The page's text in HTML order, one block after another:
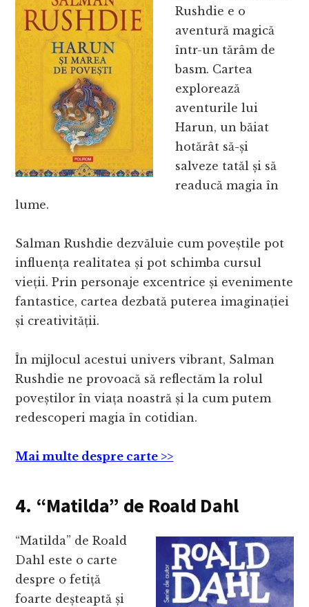
Rushdie e o
aventură magică
într-un tărâm de
basm. Cartea
explorează
aventurile lui
Harun, un băiat
hotărât să-și
salveze tatăl și să
readucă magia în
lume.
Salman Rushdie dezvăluie cum poveștile pot
influența realitatea și pot schimba cursul
vieții. Prin personaje excentrice și evenimente
fantastice, cartea dezbată puterea imaginației
și creativității.
În mijlocul acestui univers vibrant, Salman
Rushdie ne provoacă să reflectăm la rolul
poveștilor în viața noastră și la cum putem
redescoperi magia în cotidian.
Mai multe despre carte >>
4. “Matilda” de Roald Dahl
“Matilda” de Roald
Dahl este o carte
despre o fetiță
foarte deșteaptă și